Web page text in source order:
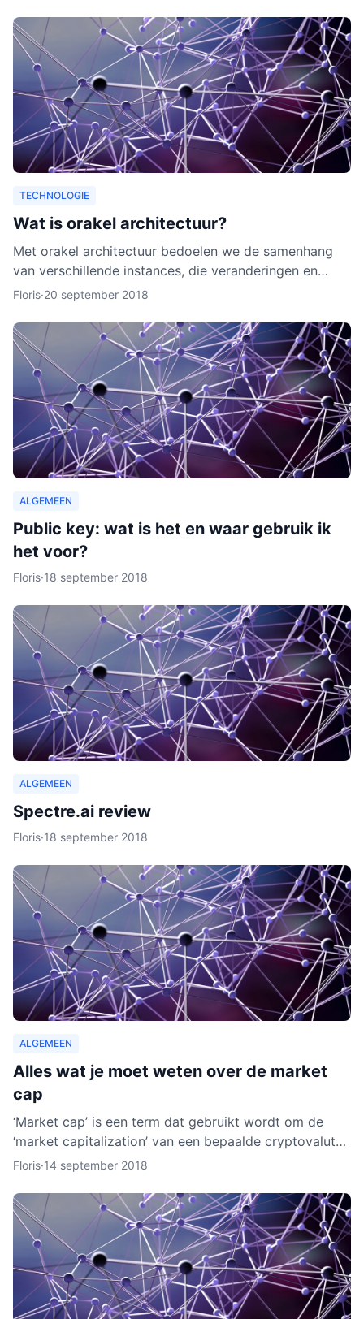
TECHNOLOGIE
Wat is orakel architectuur?
Met orakel architectuur bedoelen we de samenhang
van verschillende instances, die veranderingen en
activiteiten in het netwerk noteren. Een orakel is erg
Floris·20 september 2018
ALGEMEEN
Public key: wat is het en waar gebruik ik
het voor?
Floris·18 september 2018
ALGEMEEN
Spectre.ai review
Floris·18 september 2018
ALGEMEEN
Alles wat je moet weten over de market
cap
‘Market cap’ is een term dat gebruikt wordt om de
‘market capitalization’ van een bepaalde cryptovaluta
uit te drukken. Aan de hand van berekeningen van de
Floris·14 september 2018